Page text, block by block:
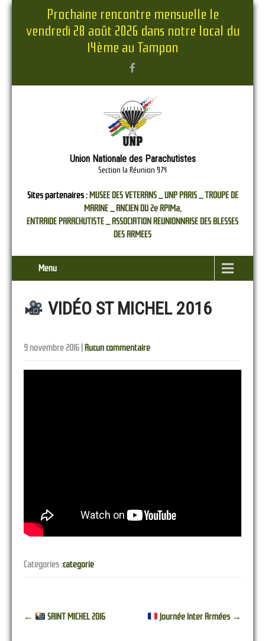
Prochaine rencontre mensuelle le
vendredi 28 août 2026 dans notre local du
14ème au Tampon
Union Nationale des Parachutistes
Section la Réunion 974
Sites partenaires :MUSEE DES VETERANS _UNP PARIS _TROUPE DE
MARINE _ANCIEN DU 2e RPIMa,
ENTRAIDE PARACHUTISTE _ASSOCIATION REUNIONNAISE DES BLESSES
DES ARMEES
Menu
VIDÉO ST MICHEL 2016
9 novembre 2016 Aucun commentaire
Categories :categorie
Post
navigation
← SAINT MICHEL 2016 Journée Inter Armées →